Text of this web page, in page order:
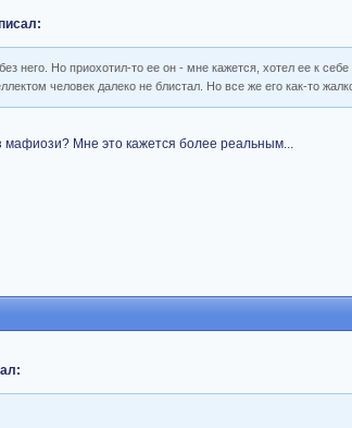
него. Но приохотил-то ее он - мне кажется, хотел ее к себе
человек далеко не блистал. Но все же его как-то
мафиози? Мне это кажется более реальным...